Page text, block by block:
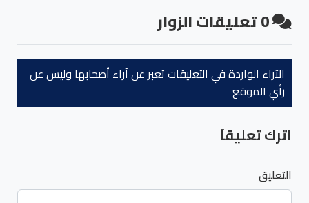
0تعليقات الزوار
الآراء الواردة في التعليقات تعبر عن آراء أصحابها وليس عن
رأي الموقع
اترك تعليقاً
التعليق